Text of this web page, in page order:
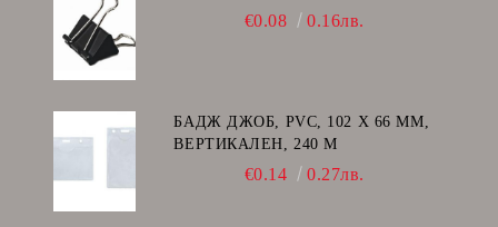
€0.08 0.16лв.
БАДЖ ДЖОБ, PVC, 102 Х 66 ММ,
ВЕРТИКАЛЕН, 240 Μ
€0.14 0.27лв.